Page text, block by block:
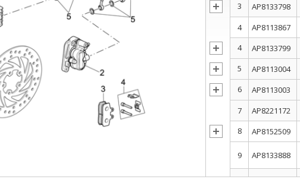
3
AP8133798
4
AP8113867
4
AP8133799
5
AP8113004
6
AP8113003
7
AP8221172
8
AP8152509
9 AP8133888
10 AP8133610